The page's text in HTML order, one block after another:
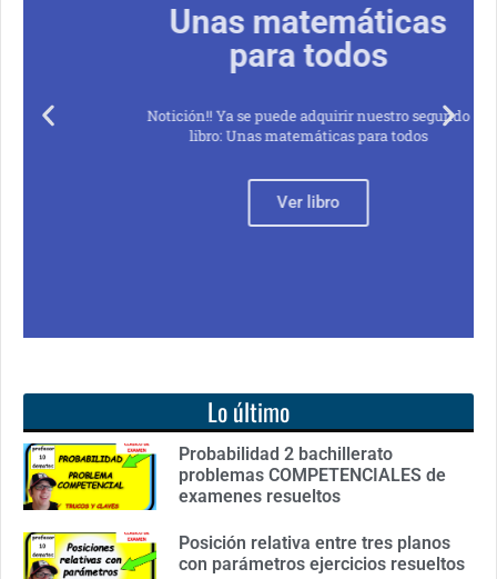
Unas matemáticas
para todos
Notición!! Ya se puede adquirir nuestro segundo
libro: Unas matemáticas para todos
Ver libro
Lo último
Probabilidad 2 bachillerato
problemas COMPETENCIALES de
examenes resueltos
Posición relativa entre tres planos
con parámetros ejercicios resueltos